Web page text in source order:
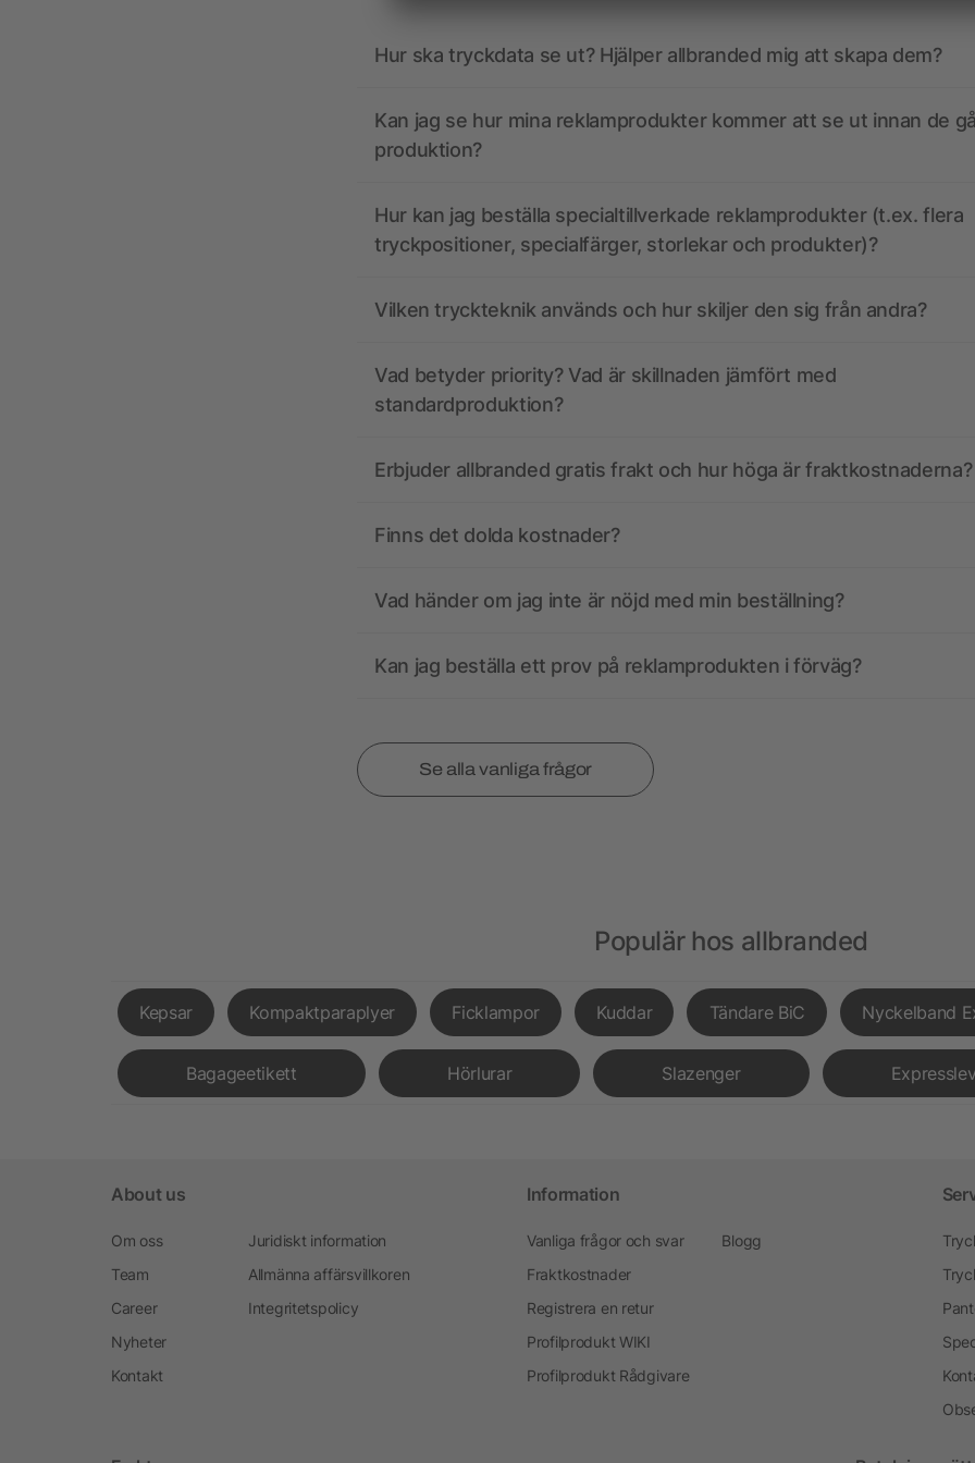
Hur ska tryckdata se ut? Hjälper allbranded mig att skapa dem?
Kan jag se hur mina reklamprodukter kommer att se ut innan de
produktion?
Hur kan jag beställa specialtillverkade reklamprodukter (t.ex. flera
tryckpositioner, specialfärger, storlekar och produkter)?
Vilken tryckteknik används och hur skiljer den sig från andra?
Vad betyder priority? Vad är skillnaden jämfört med
standardproduktion?
Erbjuder allbranded gratis frakt och hur höga är fraktkostnaderna?
Finns det dolda kostnader?
Vad händer om jag inte är nöjd med min beställning?
Kan jag beställa ett prov på reklamprodukten i förväg?
Se alla vanliga frågor
Populär hos allbranded
Kepsar Kompaktparaplyer Ficklampor Kuddar Tändare BiC Nyckelband
Bagageetikett Hörlurar Slazenger
About us
Om oss
Team
Career
Nyheter
Kontakt
Juridiskt information
Allmänna affärsvillkoren
Integritetspolicy
Information
Vanliga frågor och svar
Fraktkostnader
Registrera en retur
Profilprodukt WIKI
Profilprodukt Rådgivare
Blogg